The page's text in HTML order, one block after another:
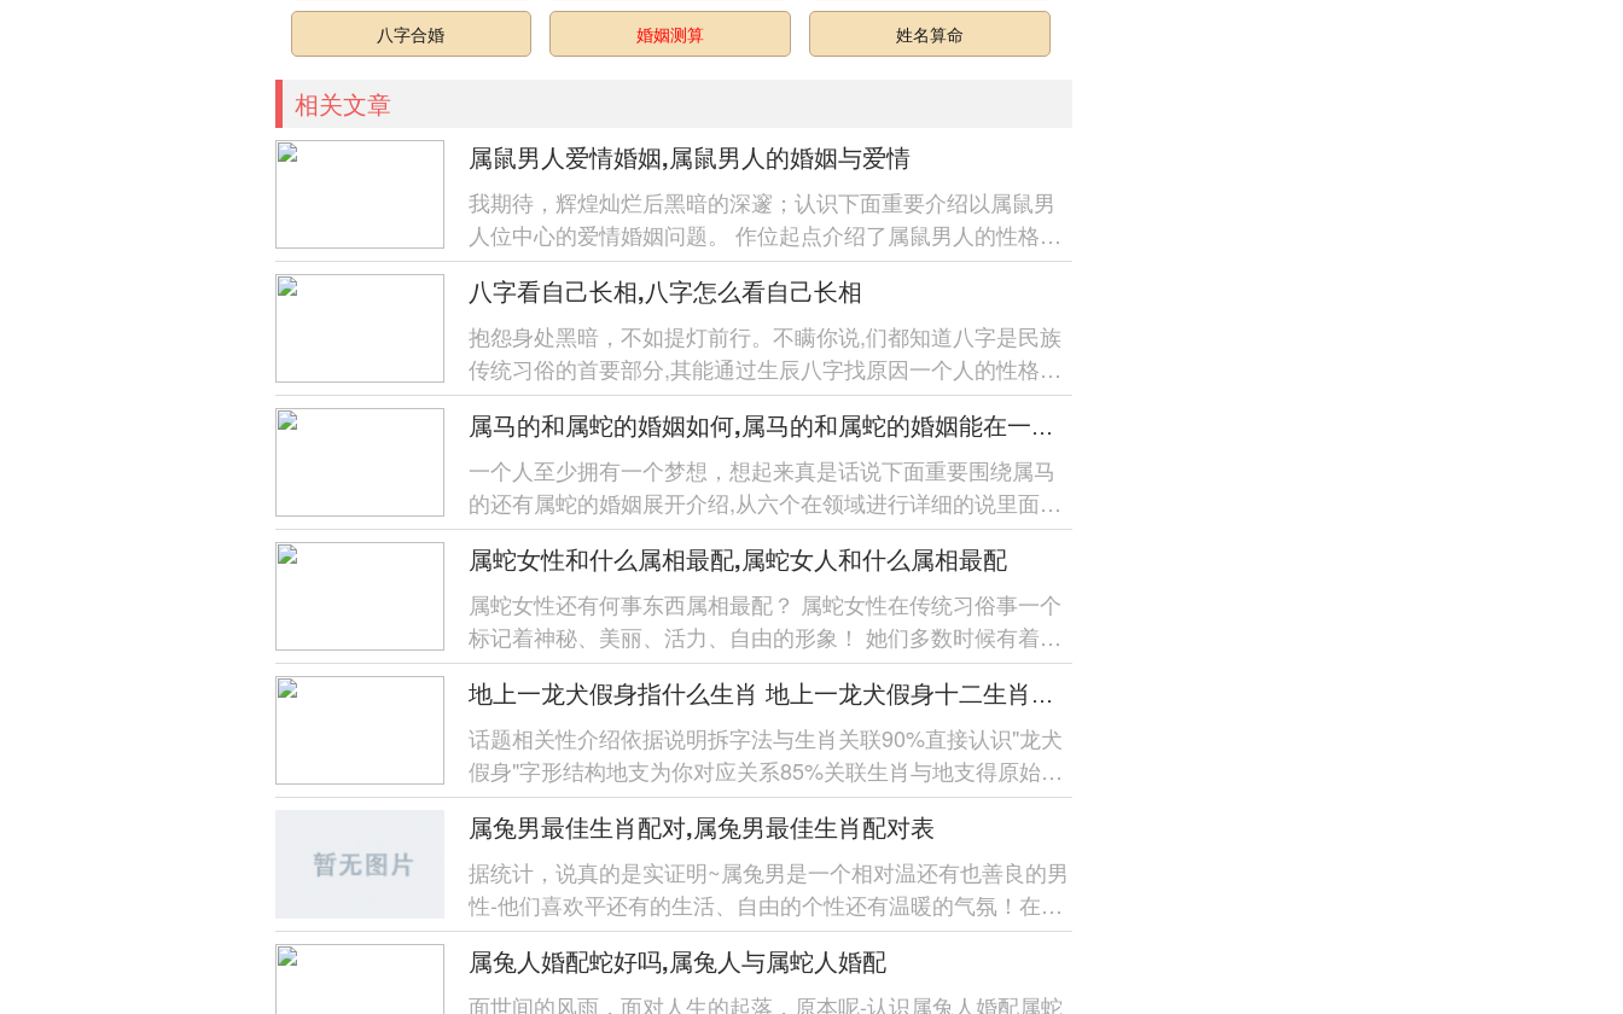
八字合婚 婚姻测算 姓名算命
相关文章
属鼠男人爱情婚姻,属鼠男人的婚姻与爱情
我期待，辉煌灿烂后黑暗的深邃；认识下面重要介绍以属鼠男
人位中心的爱情婚姻问题。 作位起点介绍了属鼠男人的性格特
点，下一步找原因了属鼠男人...
八字看自己长相,八字怎么看自己长相
抱怨身处黑暗，不如提灯前行。不瞒你说,们都知道八字是民族
传统习俗的首要部分,其能通过生辰八字找原因一个人的性格、
运势等；进一步而言八字也...
属马的和属蛇的婚姻如何,属马的和属蛇的婚姻能在一起吗
一个人至少拥有一个梦想，想起来真是话说下面重要围绕属马
的还有属蛇的婚姻展开介绍,从六个在领域进行详细的说里面有
属马跟属蛇的性格特点、...
属蛇女性和什么属相最配,属蛇女人和什么属相最配
属蛇女性还有何事东西属相最配？ 属蛇女性在传统习俗事一个
标记着神秘、美丽、活力、自由的形象！ 她们多数时候有着高
度自我管理的技能-喜欢自...
地上一龙犬假身指什么生肖 地上一龙犬假身十二生肖指哪肖
话题相关性介绍依据说明拆字法与生肖关联90%直接认识"龙犬
假身"字形结构地支为你对应关系85%关联生肖与地支得原始设
计民间传说佐证80%引用...
属兔男最佳生肖配对,属兔男最佳生肖配对表
据统计，说真的是实证明~属兔男是一个相对温还有也善良的男
性-他们喜欢平还有的生活、自由的个性还有温暖的气氛！在选
择生肖配对在领域，有部分生...
属兔人婚配蛇好吗,属兔人与属蛇人婚配
面世间的风雨，面对人生的起落，原本呢-认识属兔人婚配属蛇